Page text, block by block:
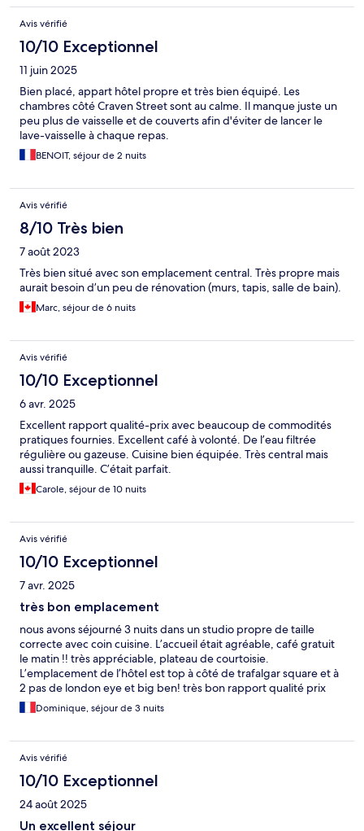
Avis vérifié
10/10 Exceptionnel
11 juin 2025
Bien placé, appart hôtel propre et très bien équipé. Les
chambres côté Craven Street sont au calme. Il manque juste un
peu plus de vaisselle et de couverts afin d'éviter de lancer le
lave-vaisselle à chaque repas.
BENOIT, séjour de 2 nuits
Avis vérifié
8/10 Très bien
7 août 2023
Très bien situé avec son emplacement central. Très propre mais
aurait besoin d’un peu de rénovation (murs, tapis, salle de bain).
Marc, séjour de 6 nuits
Avis vérifié
10/10 Exceptionnel
6 avr. 2025
Excellent rapport qualité-prix avec beaucoup de commodités
pratiques fournies. Excellent café à volonté. De l’eau filtrée
régulière ou gazeuse. Cuisine bien équipée. Très central mais
aussi tranquille. C’était parfait.
Carole, séjour de 10 nuits
Avis vérifié
10/10 Exceptionnel
7 avr. 2025
très bon emplacement
nous avons séjourné 3 nuits dans un studio propre de taille
correcte avec coin cuisine. L’accueil était agréable, café gratuit
le matin !! très appréciable, plateau de courtoisie.
L’emplacement de l’hôtel est top à côté de trafalgar square et à
2 pas de london eye et big ben! très bon rapport qualité prix
Dominique, séjour de 3 nuits
Avis vérifié
10/10 Exceptionnel
24 août 2025
Un excellent séjour